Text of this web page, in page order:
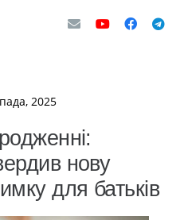
2025
нову
для батьків